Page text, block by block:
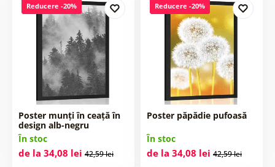
Reducere -20%
Poster munți în ceață în
design alb-negru
În stoc
de la 34,08 lei 42,59 lei
Reducere -20%
Poster păpădie pufoasă
În stoc
de la 34,08 lei 42,59 lei